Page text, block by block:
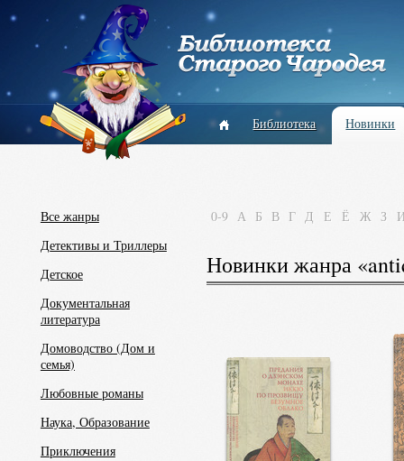
Библиотека Новинки
Все жанры
Детективы и Триллеры
Детское
Документальная
литература
Домоводство (Дом и
семья)
Любовные романы
Наука, Образование
Приключения
0-9 А Б В Г Д Е Ё Ж З
Новинки жанра